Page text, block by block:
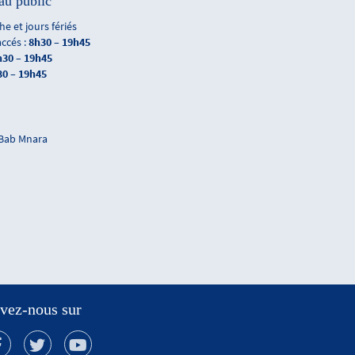
et jours fériés
:8h30 – 19h45
– 19h45
– 19h45
Mnara
nous sur